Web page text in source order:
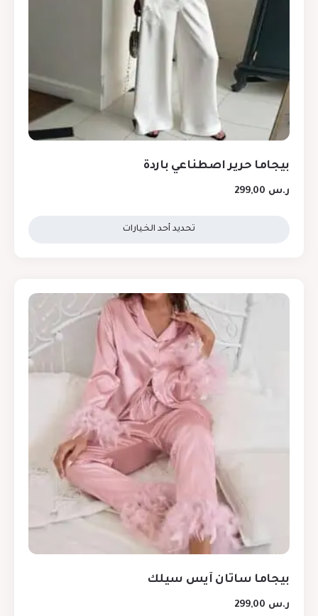
بيجاما حرير اصطناعي باردة
ر.س
تحديد أحد الخيارات
بيجاما ساتان آيس سيلك
ر.س